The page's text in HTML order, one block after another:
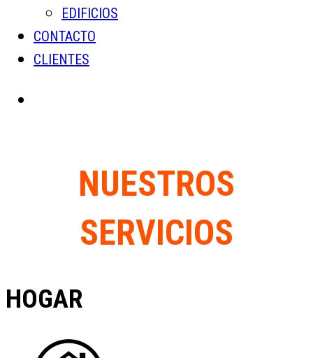
EDIFICIOS
CONTACTO
CLIENTES
NUESTROS
SERVICIOS
HOGAR